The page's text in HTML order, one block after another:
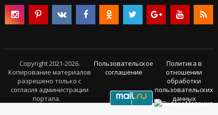
Copyright 2021-2026.
Копирование материалов
разрешено только с
согласия администрации
портала.
Пользовательское
соглашение
Политика в
отношении
обработки
пользовательских
данных